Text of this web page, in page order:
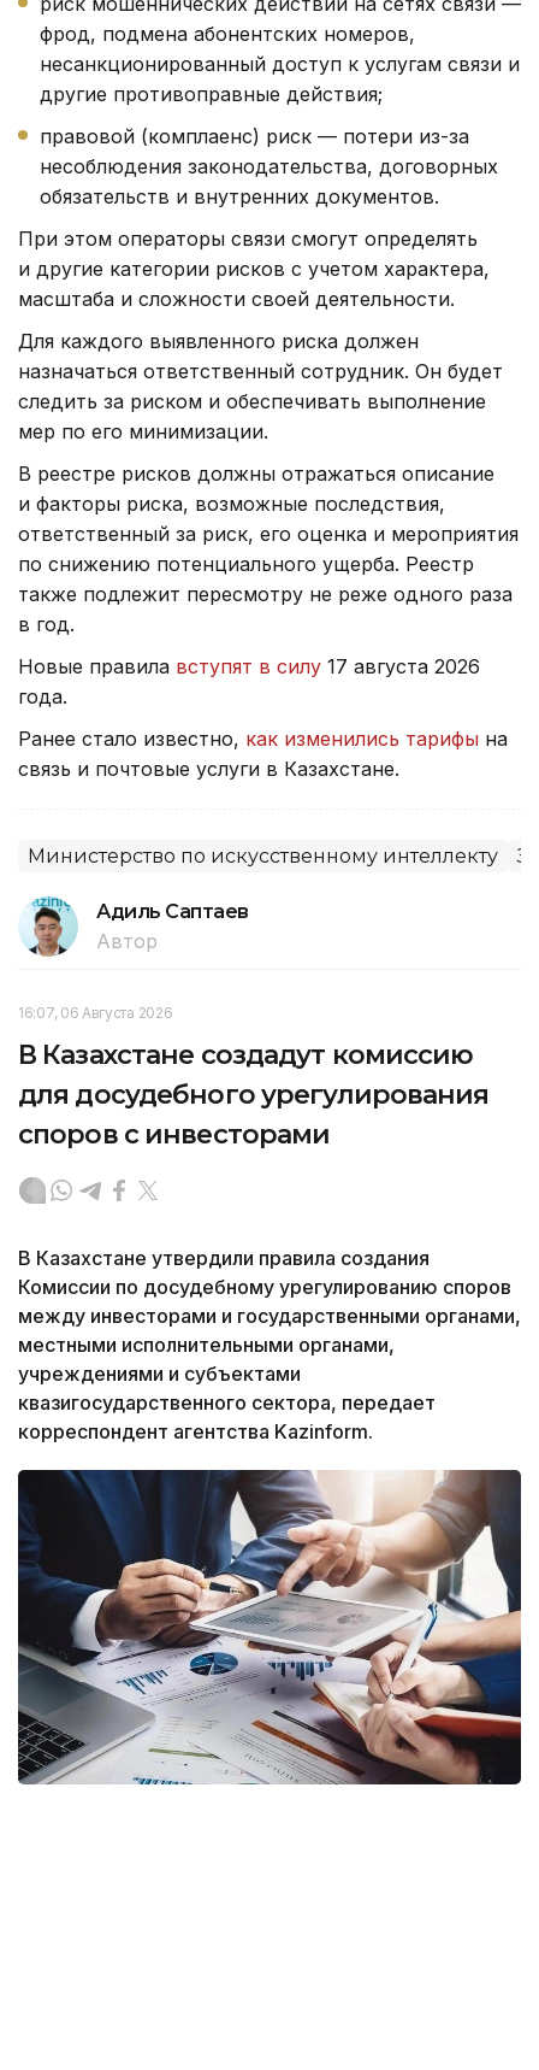
фрод, подмена абонентских номеров,
несанкционированный доступ к услугам связи и
другие противоправные действия;
правовой (комплаенс) риск — потери из-за
несоблюдения законодательства, договорных
обязательств и внутренних документов.
При этом операторы связи смогут определять
и другие категории рисков с учетом характера,
масштаба и сложности своей деятельности.
Для каждого выявленного риска должен
назначаться ответственный сотрудник. Он будет
следить за риском и обеспечивать выполнение
мер по его минимизации.
В реестре рисков должны отражаться описание
и факторы риска, возможные последствия,
ответственный за риск, его оценка и мероприятия
по снижению потенциального ущерба. Реестр
также подлежит пересмотру не реже одного раза
в год.
Новые правила вступят в силу 17 августа 2026
года.
Ранее стало известно, как изменились тарифы на
связь и почтовые услуги в Казахстане.
Министерство по искусственному интеллекту
Адиль Саптаев
Автор
16:07, 06 Августа 2026
В Казахстане создадут комиссию
для досудебного урегулирования
споров с инвесторами
В Казахстане утвердили правила создания
Комиссии по досудебному урегулированию споров
между инвесторами и государственными органами,
местными исполнительными органами,
учреждениями и субъектами
квазигосударственного сектора, передает
корреспондент агентства Kazinform.